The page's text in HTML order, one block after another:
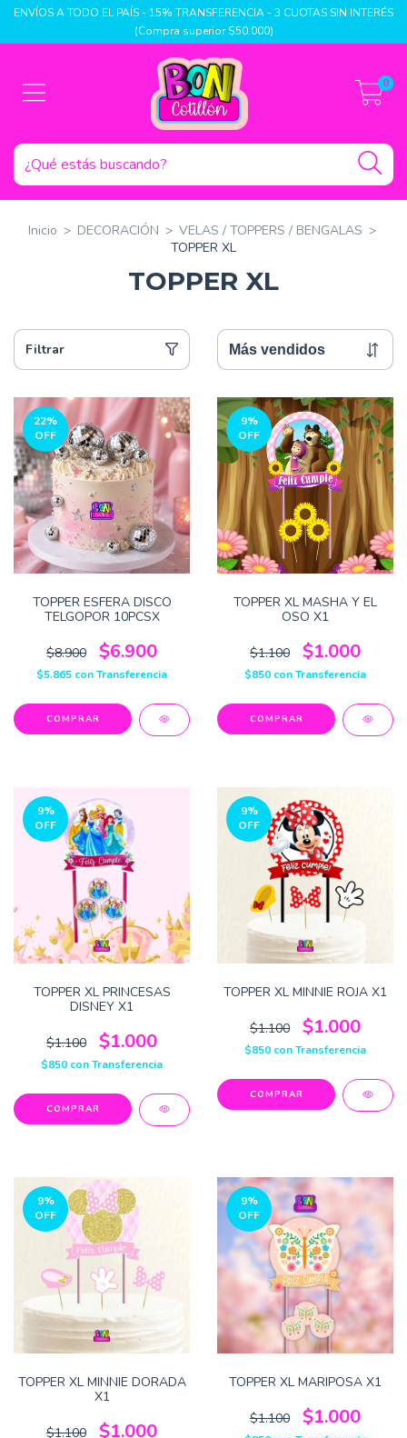
ENVÍOS A TODO EL PAÍS - 15% TRANSFERENCIA - 3 CUOTAS SIN INTERÉS
(Compra superior $50.000)
0
Inicio > DECORACIÓN > VELAS / TOPPERS / BENGALAS >
TOPPER XL
TOPPER XL
Filtrar
22%
OFF
TOPPER ESFERA DISCO
TELGOPOR 10PCSX
$8.900 $6.900
$5.865 conTransferencia
9%
OFF
TOPPER XL MASHA Y EL
OSO X1
$1.100 $1.000
$850 conTransferencia
9%
OFF
TOPPER XL PRINCESAS
DISNEY X1
$1.100 $1.000
$850 conTransferencia
9%
OFF
TOPPER XL MINNIE ROJA X1
$1.100 $1.000
$850 conTransferencia
9%
OFF
TOPPER XL MINNIE DORADA
X1
$1.100 $1.000
9%
OFF
TOPPER XL MARIPOSA X1
$1.100 $1.000